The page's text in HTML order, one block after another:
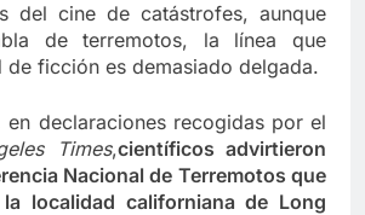
del cine de catástrofes, aunque
de terremotos, la línea que
de ficción es demasiado delgada.
en declaraciones recogidas por el
Times,científicos advirtieron
Nacional de Terremotos que
localidad californiana de Long